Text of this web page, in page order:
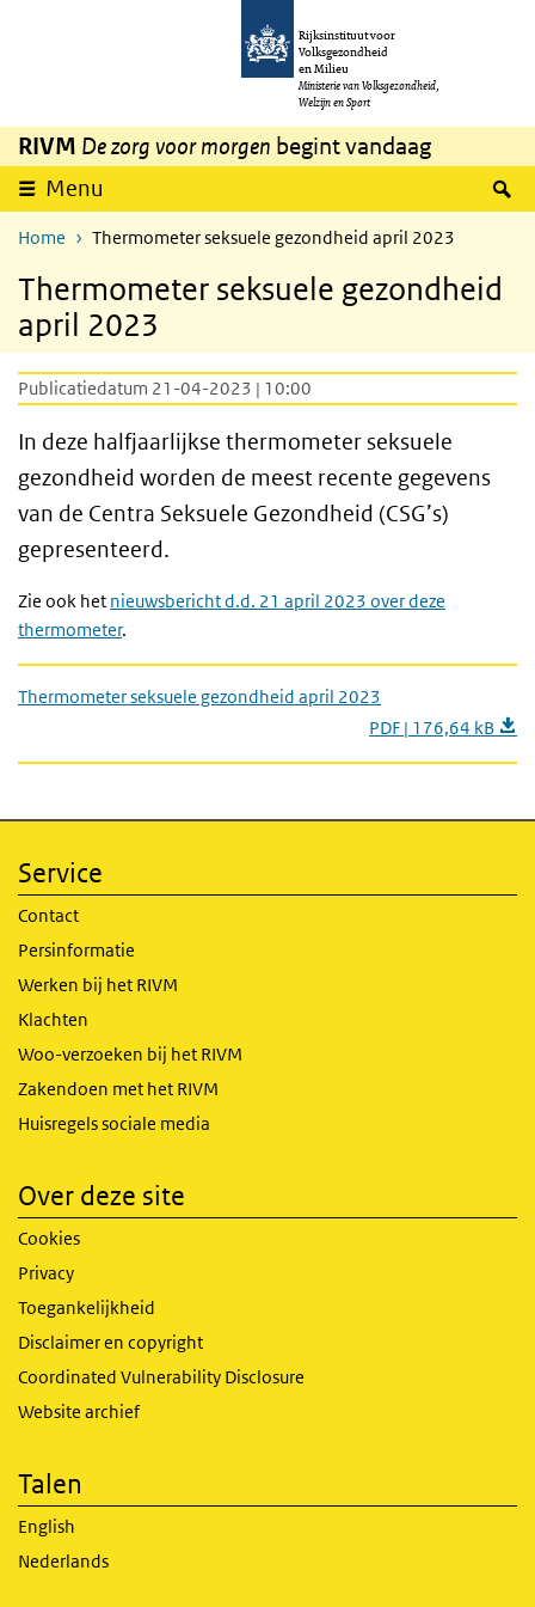
Overslaan en naar de inhoud gaan
Rijksinstituut voor
Volksgezondheid
en Milieu
Ministerie van Volksgezondheid,
Welzijn en Sport
RIVM De zorg voor morgen begint vandaag
Menu
Home Thermometer seksuele gezondheid april 2023
Thermometer seksuele gezondheid
april 2023
Publicatiedatum 21-04-2023 | 10:00
In deze halfjaarlijkse thermometer seksuele
gezondheid worden de meest recente gegevens
van de Centra Seksuele Gezondheid (CSG’s)
gepresenteerd.
Zie ook het nieuwsbericht d.d. 21 april 2023 over deze
thermometer.
Thermometer seksuele gezondheid april 2023
PDF | 176,64 kB
Service
Contact
Persinformatie
Werken bij het RIVM
Klachten
Woo-verzoeken bij het RIVM
Zakendoen met het RIVM
Huisregels sociale media
Over deze site
Cookies
Privacy
Toegankelijkheid
Disclaimer en copyright
Coordinated Vulnerability Disclosure
Website archief
Talen
English
Nederlands